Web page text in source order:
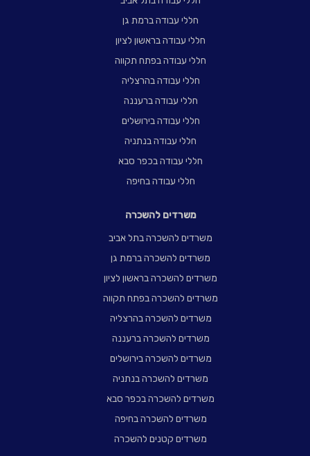
חללי עבודה ברמת גן
חללי עבודה בראשון לציון
חללי עבודה בפתח תקווה
חללי עבודה בהרצליה
חללי עבודה ברעננה
חללי עבודה בירושלים
חללי עבודה בנתניה
חללי עבודה בכפר סבא
חללי עבודה בחיפה
משרדים להשכרה
משרדים להשכרה בתל אביב
משרדים להשכרה ברמת גן
משרדים להשכרה בראשון לציון
משרדים להשכרה בפתח תקווה
משרדים להשכרה בהרצליה
משרדים להשכרה ברעננה
משרדים להשכרה בירושלים
משרדים להשכרה בנתניה
משרדים להשכרה בכפר סבא
משרדים להשכרה בחיפה
משרדים קטנים להשכרה